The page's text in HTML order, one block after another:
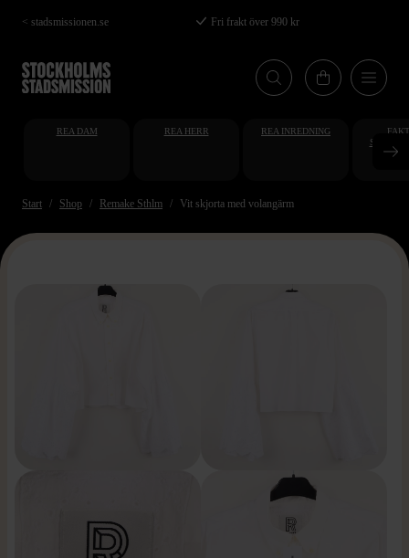
Hoppa
till
huvudinnehåll
< stadsmissionen.se Fri frakt över 990 kr
REA DAM REA HERR REA INREDNING
Start Shop Remake Sthlm Vit skjorta med volangärm